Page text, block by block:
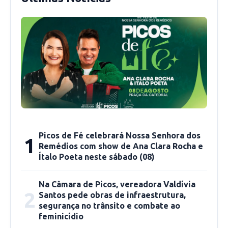
Até o dia 26 de fevereiro de 2021:01
Professor de Ciências – zona rural; 03
Professores de Geografia – zona rural; 02
Professores de História – zona rural; 01
Professor de História – zona urbana; 02
Professores de Informática 02 Professores de
Até o dia 31 de março de 2021:
Auxiliares de Serviços Gerais; 02 Agentes de
Endemias; 01 Motorista Socorrista SAMU; 02
Técnicos de Enfermagem – zona rural; 01
1
Picos de Fé celebrará Nossa Senhora dos
Remédios com show de Ana Clara Rocha e
Ítalo Poeta neste sábado (08)
2
Na Câmara de Picos, vereadora Valdívia
Santos pede obras de infraestrutura,
segurança no trânsito e combate ao
feminicídio